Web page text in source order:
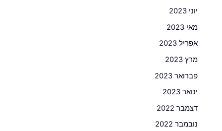
יוני 2023
מאי 2023
אפריל 2023
מרץ 2023
פברואר 2023
ינואר 2023
דצמבר 2022
נובמבר 2022